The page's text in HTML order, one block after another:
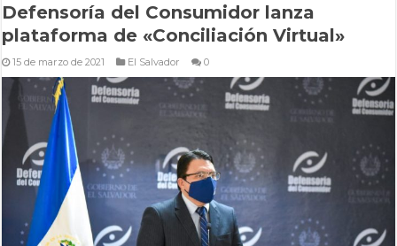
Defensoría del Consumidor lanza
plataforma de «Conciliación Virtual»
15 de marzo de 2021 El Salvador 0